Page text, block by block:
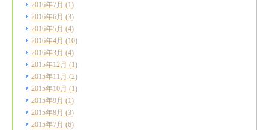
2016年7月 (1)
2016年6月 (3)
2016年5月 (4)
2016年4月 (10)
2016年3月 (4)
2015年12月 (1)
2015年11月 (2)
2015年10月 (1)
2015年9月 (1)
2015年8月 (3)
2015年7月 (6)